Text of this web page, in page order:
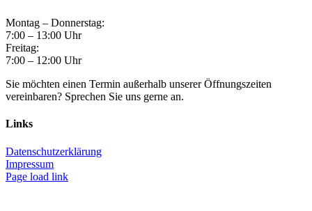
Montag – Donnerstag:
7:00 – 13:00 Uhr
Freitag:
7:00 – 12:00 Uhr
Sie möchten einen Termin außerhalb unserer Öffnungszeiten
vereinbaren? Sprechen Sie uns gerne an.
Links
Datenschutzerklärung
Impressum
Page load link